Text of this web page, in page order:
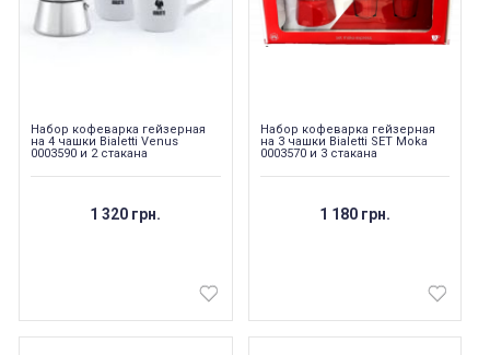
Набор кофеварка гейзерная
на 4 чашки Bialetti Venus
0003590 и 2 стакана
1 320 грн.
Набор кофеварка гейзерная
на 3 чашки Bialetti SET Moka
0003570 и 3 стакана
1 180 грн.